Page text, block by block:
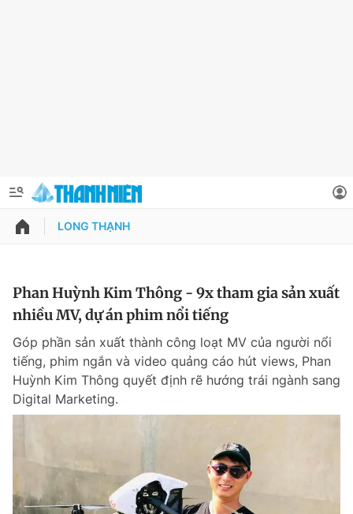
QUẢNG CÁO
Chuyên mục khác
Chào ngày mới
Tin 360
Video Magazine
Thông tin tài khoản
Đổi mật khẩu
Tin đã xem
LONG THẠNH
Phan Huỳnh Kim Thông - 9x tham gia sản xuất
nhiều MV, dự án phim nổi tiếng
Góp phần sản xuất thành công loạt MV của người nổi
tiếng, phim ngắn và video quảng cáo hút views, Phan
Huỳnh Kim Thông quyết định rẽ hướng trái ngành sang
Digital Marketing.